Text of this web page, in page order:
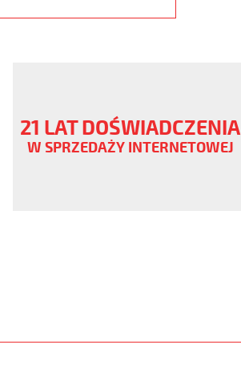
21 LAT DOŚWIADCZENIA
W SPRZEDAŻY INTERNETOWEJ